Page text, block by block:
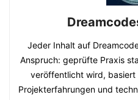
Jeder Inhalt auf
Anspruch: geprüfte Praxis
veröffentlicht wird,
Projekterfahrungen und